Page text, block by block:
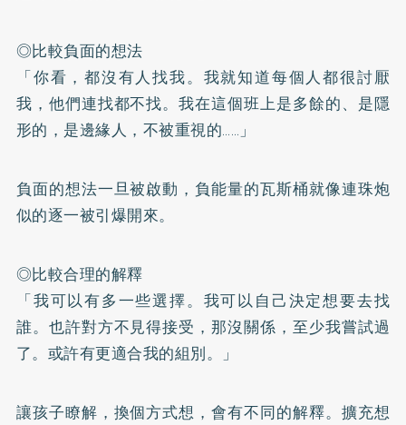
◎比較負面的想法
「你看，都沒有人找我。我就知道每個人都很討厭
我，他們連找都不找。我在這個班上是多餘的、是隱
形的，是邊緣人，不被重視的……」
負面的想法一旦被啟動，負能量的瓦斯桶就像連珠炮
似的逐一被引爆開來。
◎比較合理的解釋
「我可以有多一些選擇。我可以自己決定想要去找
誰。也許對方不見得接受，那沒關係，至少我嘗試過
了。或許有更適合我的組別。」
讓孩子瞭解，換個方式想，會有不同的解釋。擴充想